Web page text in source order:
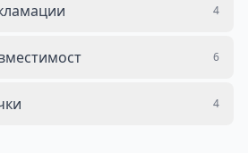
4
6
4